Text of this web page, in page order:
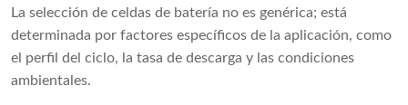
La selección de celdas de batería no es genérica; está
determinada por factores específicos de la aplicación, como
el perfil del ciclo, la tasa de descarga y las condiciones
ambientales.